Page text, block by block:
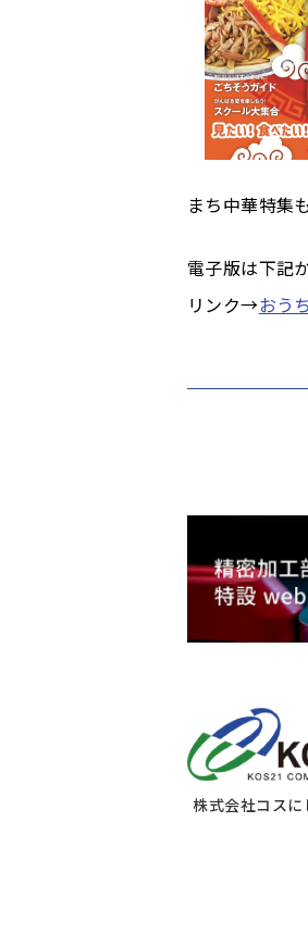
まち中華特集
電子版は下記
リンク→おう
株式会社コスに